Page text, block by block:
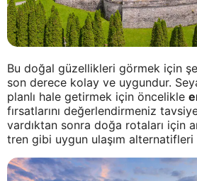
Bu doğal güzellikleri görmek için
son derece kolay ve uygundur.
planlı hale getirmek için öncelikle
fırsatlarını değerlendirmeniz
vardıktan sonra doğa rotaları için
tren gibi uygun ulaşım